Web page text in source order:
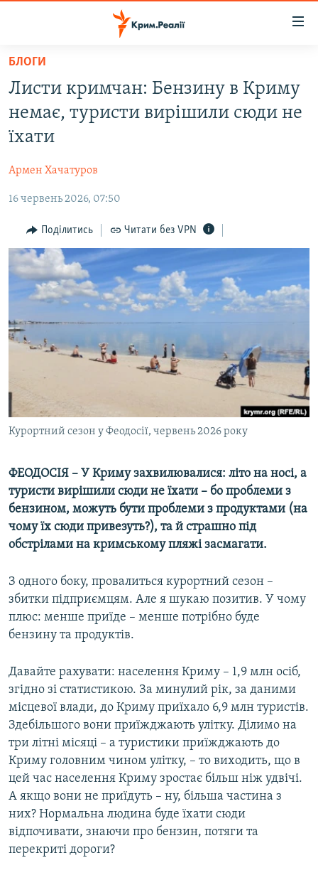
Перейти
основного
матеріалу
Перейти
до
основної
навігації
Перейти
пошуку
ВОДА.КРИМ
ВІДЕО ТА ФОТО
БЛОГИ
ПОГЛЯД
ІНТЕРВ'Ю
ВСЕ ЗА ДЕНЬ
СПЕЦПРОЕКТИ
ДЕПОРТАЦІЯ
СВІДЧЕННЯ ОКУПАЦІЇ
ІНФОГРАФІКА
ЯК ОБІЙТИ БЛОКУВАННЯ
Русский
ДОЛУЧАЙСЯ!
Усі сайти RFE/RL
БЛОГИ
Листи кримчан: Бензину в Криму
немає, туристи вирішили сюди не
їхати
Армен Хачатуров
16 червень 2026, 07:50
Поділитись Читати без VPN
Курортний сезон у Феодосії, червень 2026 року
ФЕОДОСІЯ – У Криму захвилювалися: літо на носі, а
туристи вирішили сюди не їхати – бо проблеми з
бензином, можуть бути проблеми з продуктами (на
чому їх сюди привезуть?), та й страшно під
обстрілами на кримському пляжі засмагати.
З одного боку, провалиться курортний сезон –
збитки підприємцям. Але я шукаю позитив. У чому
плюс: менше приїде – менше потрібно буде
бензину та продуктів.
Давайте рахувати: населення Криму – 1,9 млн осіб,
згідно зі статистикою. За минулий рік, за даними
місцевої влади, до Криму приїхало 6,9 млн туристів.
Здебільшого вони приїжджають улітку. Ділимо на
три літні місяці – а туристики приїжджають до
Криму головним чином улітку, – то виходить, що в
цей час населення Криму зростає більш ніж удвічі.
А якщо вони не приїдуть – ну, більша частина з
них? Нормальна людина буде їхати сюди
відпочивати, знаючи про бензин, потяги та
перекриті дороги?